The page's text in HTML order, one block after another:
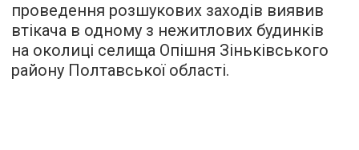
проведення розшукових заходів виявив
втікача в одному з нежитлових будинків
на околиці селища Опішня Зіньківського
району Полтавської області.